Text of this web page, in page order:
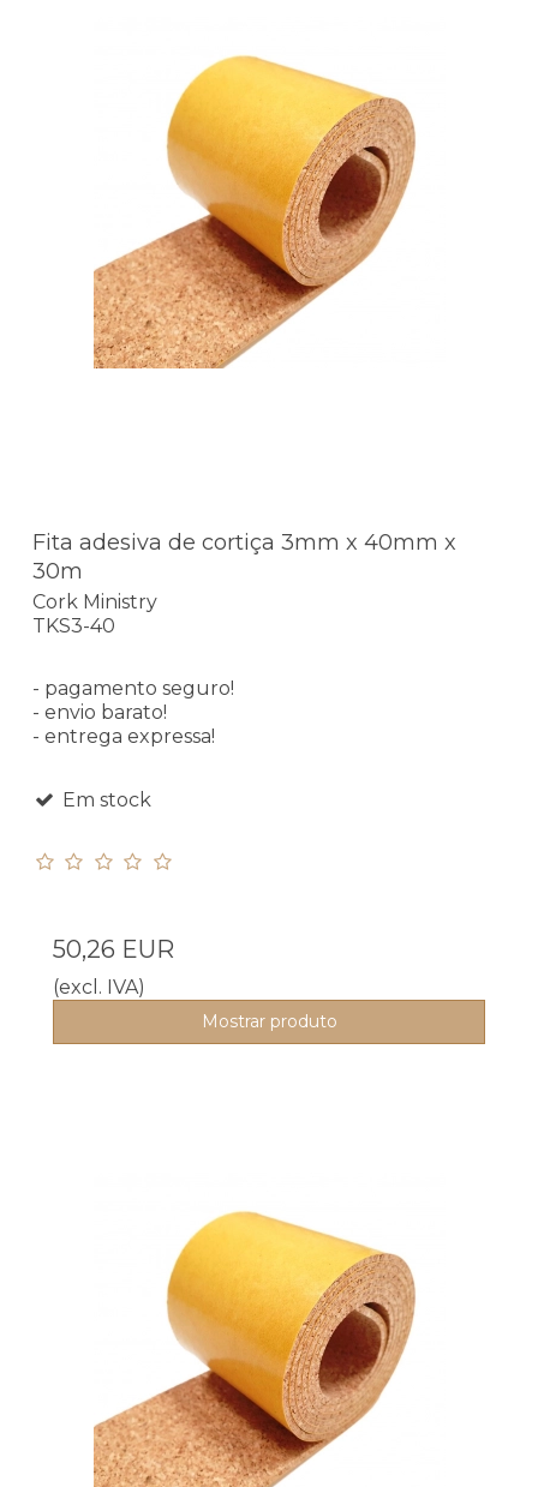
Fita adesiva de cortiça 3mm x 40mm x
30m
Cork Ministry
TKS3-40
- pagamento seguro!
- envio barato!
- entrega expressa!
Em stock
50,26 EUR
(excl. IVA)
Mostrar produto